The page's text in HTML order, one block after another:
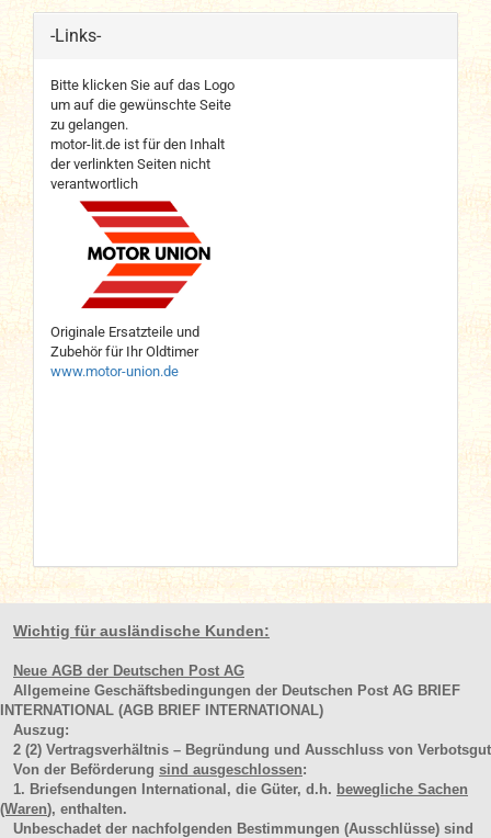
-Links-
Bitte klicken Sie auf das Logo
um auf die gewünschte Seite
zu gelangen.
motor-lit.de ist für den Inhalt
der verlinkten Seiten nicht
verantwortlich
Originale Ersatzteile und
Zubehör für Ihr Oldtimer
www.motor-union.de
Wichtig für ausländische Kunden:
Neue AGB der Deutschen Post AG
Allgemeine Geschäftsbedingungen der Deutschen Post AG BRIEF
INTERNATIONAL (AGB BRIEF INTERNATIONAL)
Auszug:
2 (2) Vertragsverhältnis – Begründung und Ausschluss von Verbotsgut
Von der Beförderung sind ausgeschlossen:
1. Briefsendungen International, die Güter, d.h. bewegliche Sachen
(Waren), enthalten.
Unbeschadet der nachfolgenden Bestimmungen (Ausschlüsse) sind